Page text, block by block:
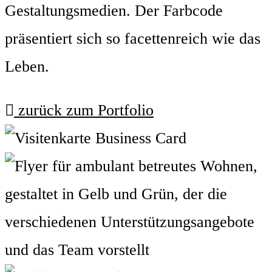
Gestaltungsmedien. Der Farbcode
präsentiert sich so facettenreich wie das
Leben.
zurück zum Portfolio